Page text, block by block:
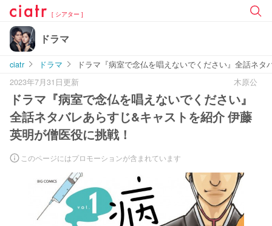
[ シアター ]
ドラマ
ciatr ドラマ
ドラマ『病室で念仏を唱えないでください』全話ネ
2023年7月31日更新
木原公
ドラマ『病室で念仏を唱えないでください』
全話ネタバレあらすじ&キャストを紹介 伊藤
英明が僧医役に挑戦！
このページにはプロモーションが含まれています